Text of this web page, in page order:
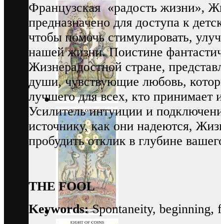
Французская «радость жизни»,
предназначено для доступа к
чтобы помочь стимулировать,
нашей жизни. Поистине
Жизнерадостной стране,
души, чувствующие любовь,
лучшего для всех, кто принимает
Усилитель интуиции и
источнику, как они надеются,
пробудить отклик в глубине
THE FOOL
Keywords:Spontaneity,